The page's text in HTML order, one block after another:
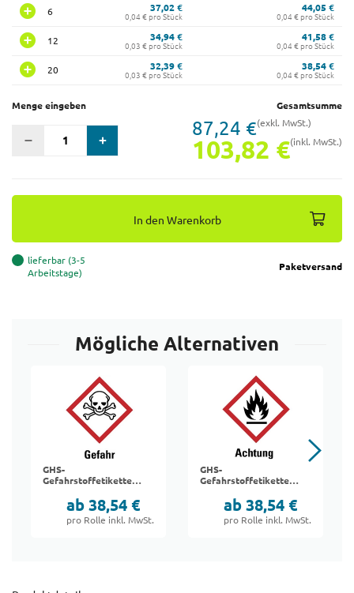
6 37,02 €
0,04 € pro Stück
44,05 €
0,04 € pro Stück
12 34,94 €
0,03 € pro Stück
41,58 €
0,04 € pro Stück
20 32,39 €
0,03 € pro Stück
38,54 €
0,04 € pro Stück
Menge eingeben Gesamtsumme
87,24 €(exkl. MwSt.)
103,82 €(inkl. MwSt.)
In den Warenkorb
lieferbar (3-5
Arbeitstage)
Paketversand
Mögliche Alternativen
GHS-
Gefahrstoffetiketten
ab 38,54 €
pro Rolle inkl. MwSt.
GHS-
Gefahrstoffetiketten
ab 38,54 €
pro Rolle inkl. MwSt.